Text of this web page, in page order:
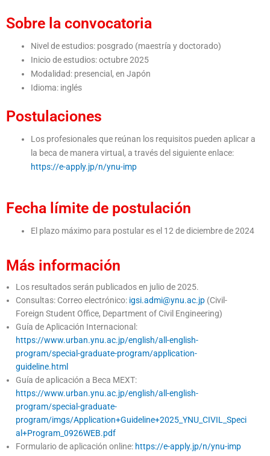
Sobre la convocatoria
Nivel de estudios: posgrado (maestría y doctorado)
Inicio de estudios: octubre 2025
Modalidad: presencial, en Japón
Idioma: inglés
Postulaciones
Los profesionales que reúnan los requisitos pueden aplicar a
la beca de manera virtual, a través del siguiente enlace:
https://e-apply.jp/n/ynu-imp
Fecha límite de postulación
El plazo máximo para postular es el 12 de diciembre de 2024
Más información
Los resultados serán publicados en julio de 2025.
Consultas: Correo electrónico: igsi.admi@ynu.ac.jp (Civil-
Foreign Student Office, Department of Civil Engineering)
Guía de Aplicación Internacional:
https://www.urban.ynu.ac.jp/english/all-english-
program/special-graduate-program/application-
guideline.html
Guía de aplicación a Beca MEXT:
https://www.urban.ynu.ac.jp/english/all-english-
program/special-graduate-
program/imgs/Application+Guideline+2025_YNU_CIVIL_Speci
al+Program_0926WEB.pdf
Formulario de aplicación online: https://e-apply.jp/n/ynu-imp